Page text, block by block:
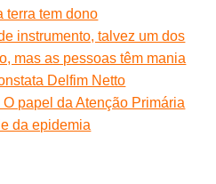
terra tem dono
instrumento, talvez um dos
mas as pessoas têm mania
Delfim Netto
papel da Atenção Primária
da epidemia